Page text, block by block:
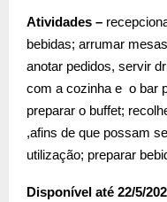
Atividades –
bebidas; arrumar
anotar pedidos, servir
com a cozinha e o bar
preparar o buffet;
,afins de que possam
utilização; preparar
Disponível até 22/5/